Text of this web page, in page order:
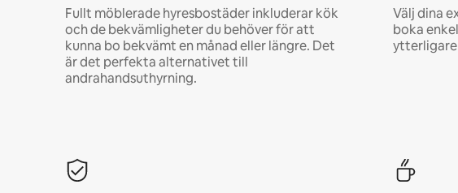
Fullt möblerade hyresbostäder inkluderar kök
och de bekvämligheter du behöver för att
kunna bo bekvämt en månad eller längre. Det
är det perfekta alternativet till
andrahandsuthyrning.
Välj dina
boka
ytterligare